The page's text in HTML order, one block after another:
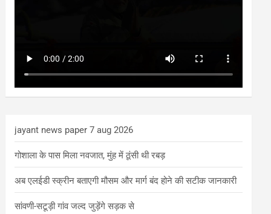
jayant news paper 7 aug 2026
गोशाला के पास मिला नवजात, मुंह में ठूंसी थी रबड़
अब एलईडी स्क्रीन बताएगी मौसम और मार्ग बंद होने की सटीक जानकारी
सांवणी-सटूड़ी गांव जल्द जुड़ेंगे सड़क से